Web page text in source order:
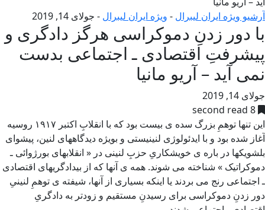
آرشیو ویژه ایران لیبرال - ویژه ایران لیبرال - جولای 14, 2019
با دور زدنِ دموکراسی هرگز دادگری و
پیشرفتِ اقتصادی ـ اجتماعی بدست
نمی آید – آریو مانیا
جولای 14, 2019
8 second read
این تنها توهمِ بزرگ سده ی بیست بود که با انقلابِ اکتبر ۱۹۱۷ روسیه
آغاز شده بود و با ایدئولوژی لنینیستی و بویژه دیدگاههای لنین، پیشوای
بلشویکها در باره ی خویشکاریِ حزبِ لنینی در « انقلابهای بورژوائی ـ
دموکراتیک » شناخته می شوند. همه ی آنها که از بیدادگریهای اقتصادی
ـ اجتماعی رنج می بردند یا اینکه بسیاری از آنها، شیفته ی توهمِ لنینیِ
دور زدنِ دموکراسی برای رسیدنِ مستقیم و زودتر به دادگریِ